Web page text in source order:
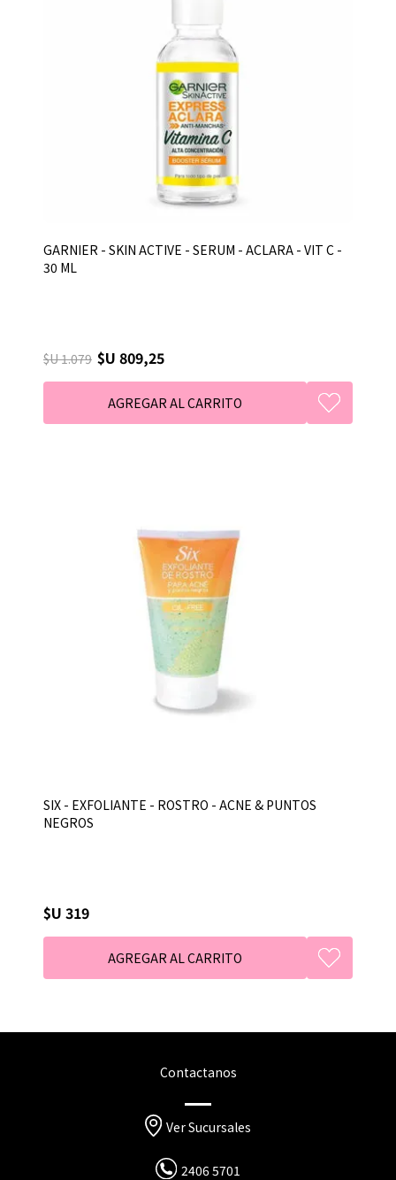
GARNIER - SKIN ACTIVE - SERUM - ACLARA - VIT C -
30 ML
$U 1.079 $U 809,25
SIX - EXFOLIANTE - ROSTRO - ACNE & PUNTOS
NEGROS
$U 319
Contactanos
Ver Sucursales
2406 5701